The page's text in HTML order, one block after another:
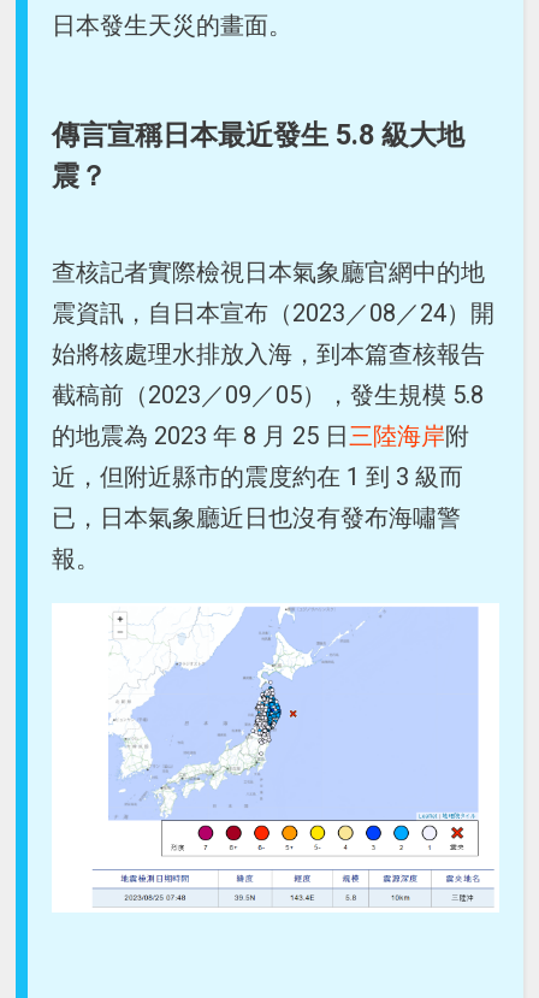
日本發生天災的畫面。
傳言宣稱日本最近發生 5.8 級大地
震？
查核記者實際檢視日本氣象廳官網中的地
震資訊，自日本宣布（2023／08／24）開
始將核處理水排放入海，到本篇查核報告
截稿前（2023／09／05），發生規模 5.8
的地震為 2023 年 8 月 25 日三陸海岸附
近，但附近縣市的震度約在 1 到 3 級而
已，日本氣象廳近日也沒有發布海嘯警
報。